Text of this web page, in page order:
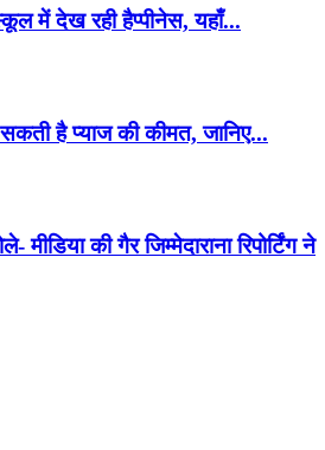
में देख रही हैप्पीनेस, यहाँ...
है प्याज की कीमत, जानिए...
की गैर जिम्मेदाराना रिपोर्टिंग ने